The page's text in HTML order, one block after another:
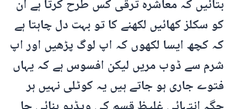
بتائیں کہ معاشرہ ترقی کس طرح کرتا ہے ان
کو سکلز کھائیں لکھنے کا تو بہت دل چاہتا ہے
کہ کچھ ایسا لکھوں کہ اپ لوگ پڑھیں اور اپ
شرم سے ڈوب مریں لیکن افسوس ہے کہ یہاں
فتوے جاری ہو جاتے ہیں یہ کوٹلی نہیں ہر